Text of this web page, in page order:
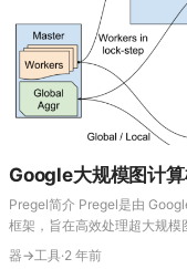
Google大规模图计
Pregel简介 Pregel是由
框架，旨在高效处理超大规模
Pregel 的设计受 Google
器→工具·2 年前